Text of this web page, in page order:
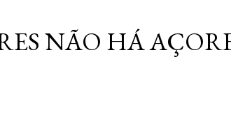
NÃO HÁ